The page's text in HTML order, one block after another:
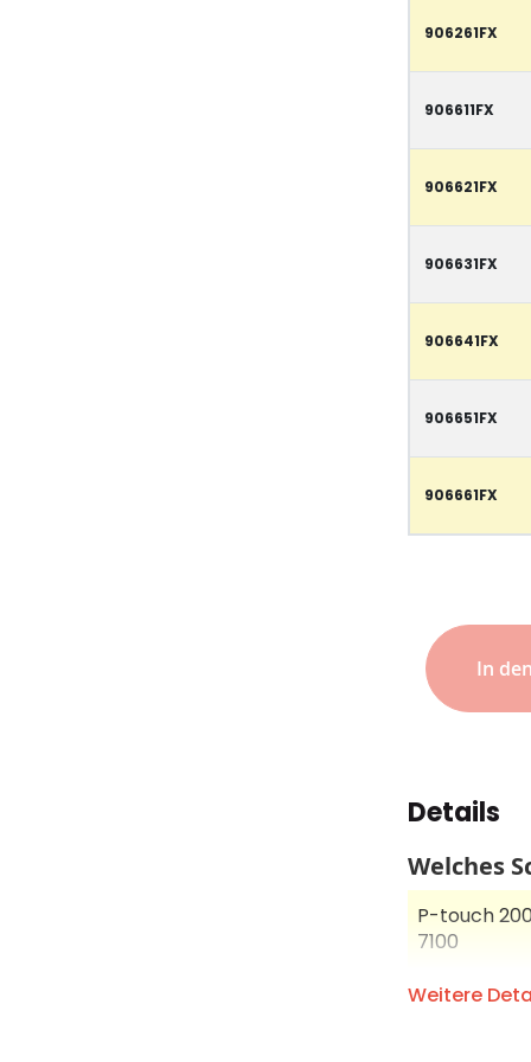
906261FX
906611FX
906621FX
906631FX
906641FX
906651FX
906661FX
In
Details
Welches
P-touch 200,
7100
P-touch
Weitere